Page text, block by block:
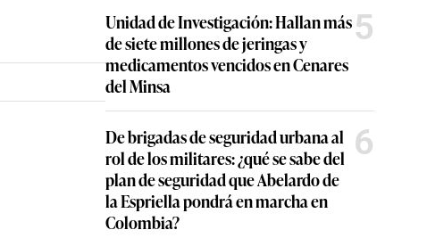
Unidad de Investigación: Hallan más
de siete millones de jeringas y
medicamentos vencidos en Cenares
del Minsa
5
De brigadas de seguridad urbana al
rol de los militares: ¿qué se sabe del
plan de seguridad que Abelardo de
la Espriella pondrá en marcha en
Colombia?
6